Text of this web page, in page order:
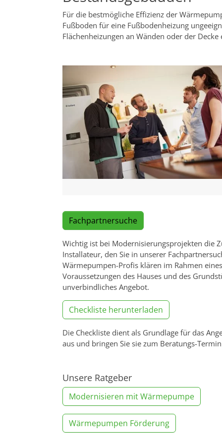
Für die bestmögliche Effizienz der
Fußboden für eine Fußbodenheizung
Flächenheizungen an Wänden oder der
Fachpartnersuche
Wichtig ist bei Modernisierungsprojekten die
Installateur, den Sie in unserer
Wärmepumpen-Profis klären im Rahmen
Voraussetzungen des Hauses und des
unverbindliches Angebot.
Checkliste herunterladen
Die Checkliste dient als Grundlage für das
aus und bringen Sie sie zum Beratungs-
Unsere Ratgeber
Modernisieren mit Wärmepumpe
Wärmepumpen Förderung